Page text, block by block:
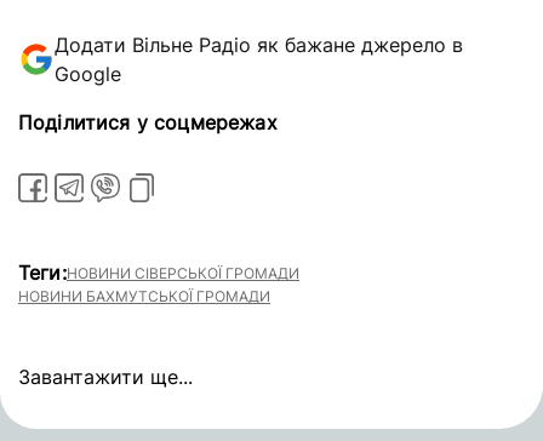
Додати Вільне Радіо як бажане джерело в
Google
Поділитися у соцмережах
Теги:НОВИНИ СІВЕРСЬКОЇ ГРОМАДИ
НОВИНИ БАХМУТСЬКОЇ ГРОМАДИ
Завантажити ще...